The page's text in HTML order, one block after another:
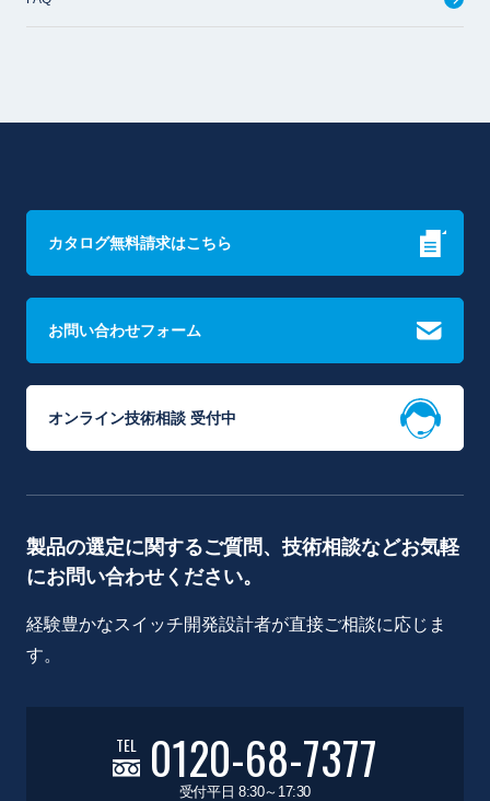
カタログ無料請求はこちら
お問い合わせフォーム
オンライン技術相談 受付中
製品の選定に関するご質問、技術相談などお気軽
にお問い合わせください。
経験豊かなスイッチ開発設計者が直接ご相談に応じま
す。
TEL 0120-68-7377
受付平日 8:30～17:30